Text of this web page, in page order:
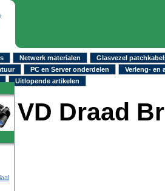
Netwerk materialen
Glasvezel
PC en Server onderdelen
Verleng- en
Uitlopende artikelen
VD Draad